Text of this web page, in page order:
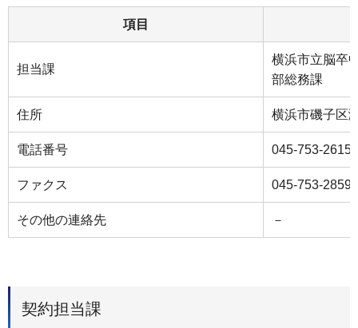
項目
担当課
横浜市立脳卒
部総務課
住所 横浜市磯子区
電話番号 045-753-2615
ファクス 045-753-2859
その他の連絡先 －
契約担当課